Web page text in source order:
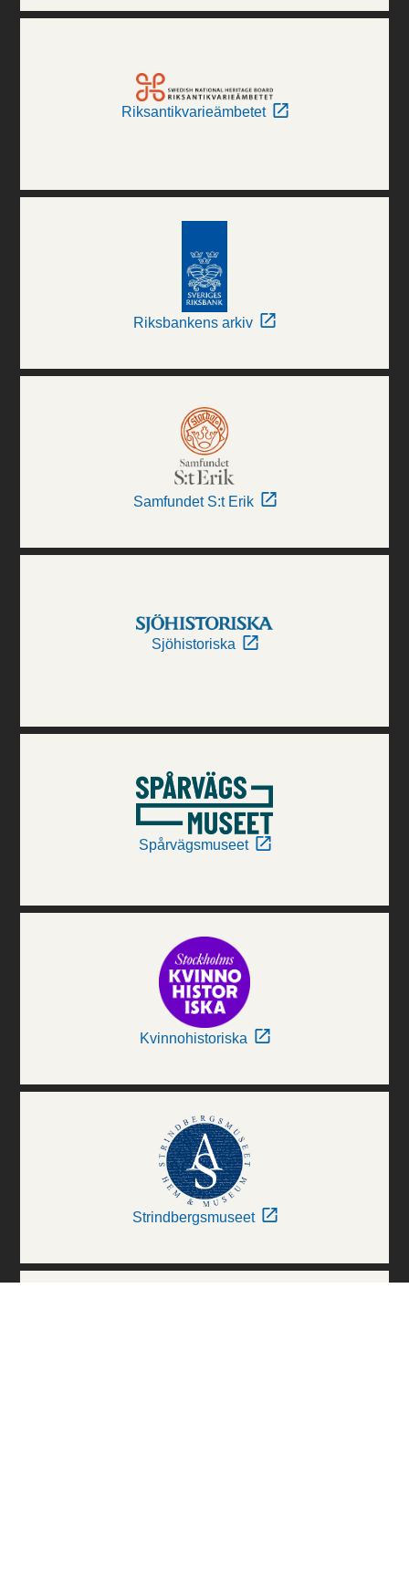
Riksantikvarieämbetet
Riksbankens arkiv
Samfundet S:t Erik
Sjöhistoriska
Spårvägsmuseet
Kvinnohistoriska
Strindbergsmuseet